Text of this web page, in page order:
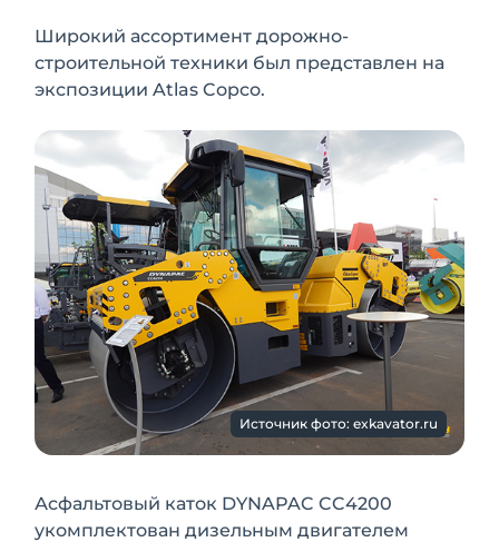
Широкий ассортимент дорожно-
строительной техники был представлен на
экспозиции Atlas Copco.
Источник фото: exkavator.ru
Асфальтовый каток DYNAPAC CC4200
укомплектован дизельным двигателем